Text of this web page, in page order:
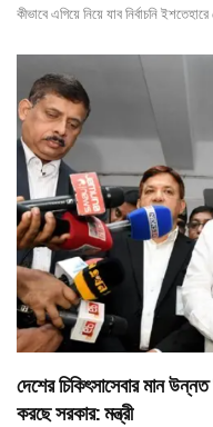
কীভাবে এগিয়ে নিয়ে যাব নির্বাচনি
দেশের চিকিৎসাসেবার মান
করছে সরকার: মন্ত্রী